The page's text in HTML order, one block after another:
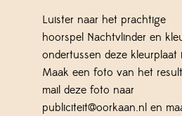
Luister naar het prachtige
hoorspel Nachtvlinder en
ondertussen deze kleurplaat
Maak een foto van het
mail deze foto naar
publiciteit@oorkaan.nl en